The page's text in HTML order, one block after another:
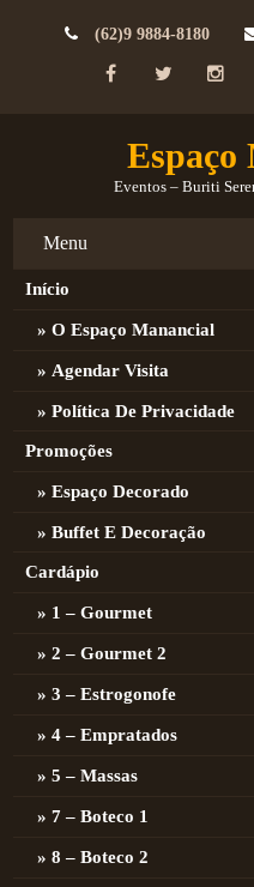
(62)9 9884-8180
Espaço
Eventos – Buriti
Menu
Início
O Espaço Manancial
Agendar Visita
Política De Privacidade
Promoções
Espaço Decorado
Buffet E Decoração
Cardápio
1 – Gourmet
2 – Gourmet 2
3 – Estrogonofe
4 – Empratados
5 – Massas
7 – Boteco 1
8 – Boteco 2